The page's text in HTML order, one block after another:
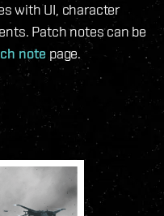
with UI, character
Patch notes can be
note page.